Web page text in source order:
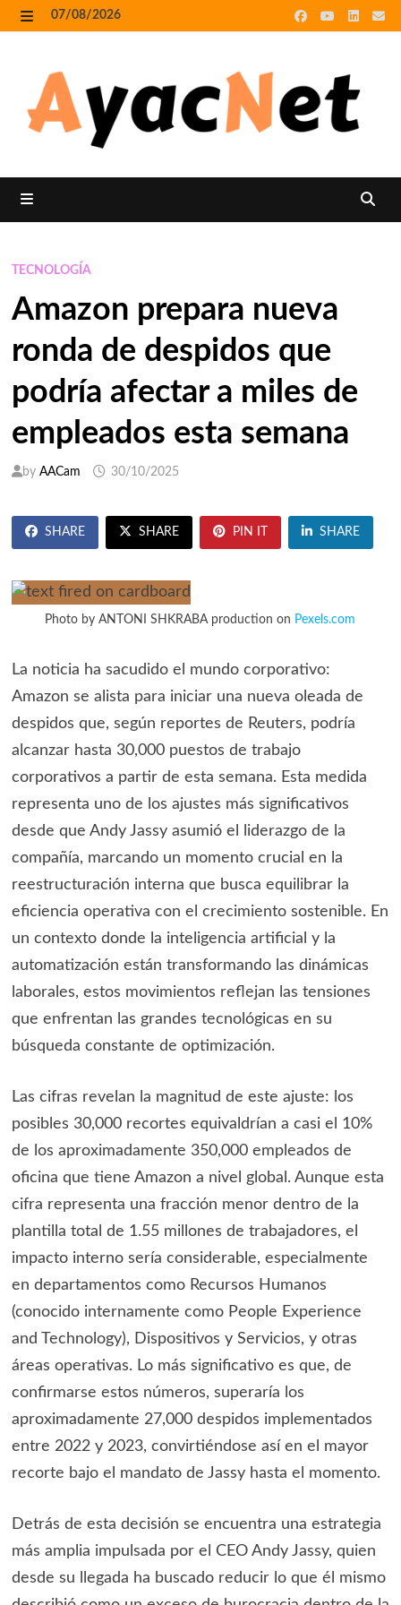
Skip
to
07/08/2026
TECNOLOGÍA
Amazon prepara nueva
ronda de despidos que
podría afectar a miles de
empleados esta semana
by AACam 30/10/2025
SHARE SHARE PIN IT SHARE
Photo by ANTONI SHKRABA production on Pexels.com
La noticia ha sacudido el mundo corporativo:
Amazon se alista para iniciar una nueva oleada de
despidos que, según reportes de Reuters, podría
alcanzar hasta 30,000 puestos de trabajo
corporativos a partir de esta semana. Esta medida
representa uno de los ajustes más significativos
desde que Andy Jassy asumió el liderazgo de la
compañía, marcando un momento crucial en la
reestructuración interna que busca equilibrar la
eficiencia operativa con el crecimiento sostenible. En
un contexto donde la inteligencia artificial y la
automatización están transformando las dinámicas
laborales, estos movimientos reflejan las tensiones
que enfrentan las grandes tecnológicas en su
búsqueda constante de optimización.
Las cifras revelan la magnitud de este ajuste: los
posibles 30,000 recortes equivaldrían a casi el 10%
de los aproximadamente 350,000 empleados de
oficina que tiene Amazon a nivel global. Aunque esta
cifra representa una fracción menor dentro de la
plantilla total de 1.55 millones de trabajadores, el
impacto interno sería considerable, especialmente
en departamentos como Recursos Humanos
(conocido internamente como People Experience
and Technology), Dispositivos y Servicios, y otras
áreas operativas. Lo más significativo es que, de
confirmarse estos números, superaría los
aproximadamente 27,000 despidos implementados
entre 2022 y 2023, convirtiéndose así en el mayor
recorte bajo el mandato de Jassy hasta el momento.
Detrás de esta decisión se encuentra una estrategia
más amplia impulsada por el CEO Andy Jassy, quien
desde su llegada ha buscado reducir lo que él mismo